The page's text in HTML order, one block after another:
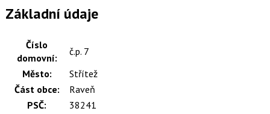
Základní údaje
Číslo
domovní:
č.p. 7
Město:
Střítež
Část obce:
Raveň
PSČ:
38241